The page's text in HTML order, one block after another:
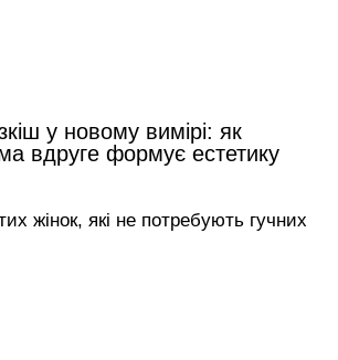
у новому вимірі: як
вдруге формує естетику
жінок, які не потребують гучних